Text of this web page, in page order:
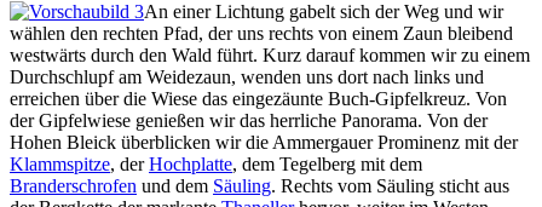
An einer Lichtung gabelt sich der Weg und wir
wählen den rechten Pfad, der uns rechts von einem Zaun bleibend
westwärts durch den Wald führt. Kurz darauf kommen wir zu einem
Durchschlupf am Weidezaun, wenden uns dort nach links und
erreichen über die Wiese das eingezäunte Buch-Gipfelkreuz. Von
der Gipfelwiese genießen wir das herrliche Panorama. Von der
Hohen Bleick überblicken wir die Ammergauer Prominenz mit der
Klammspitze, derHochplatte, dem Tegelberg mit dem
Branderschrofen und dem Säuling. Rechts vom Säuling sticht aus